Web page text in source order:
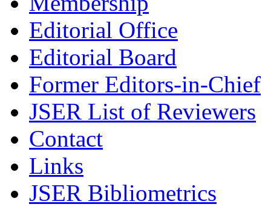
Editorial Office
Editorial Board
Former Editors-in-Chief
JSER List of Reviewers
Contact
Links
JSER Bibliometrics